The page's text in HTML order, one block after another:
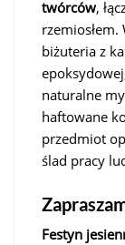
twórców,
biżuteria z
naturalne
haftowane
przedmiot
ślad pracy
Festyn